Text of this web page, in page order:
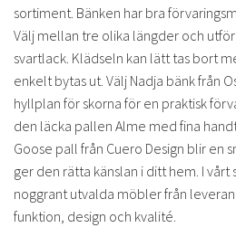
sortiment. Bänken har bra
Välj mellan tre olika längder och
svartlack. Klädseln kan lätt tas bort
enkelt bytas ut. Välj Nadja bänk från
hyllplan för skorna för en praktisk
den läcka pallen Alme med fina
Goose pall från Cuero Design blir en
ger den rätta känslan i ditt hem. I
noggrant utvalda möbler från
funktion, design och kvalité.